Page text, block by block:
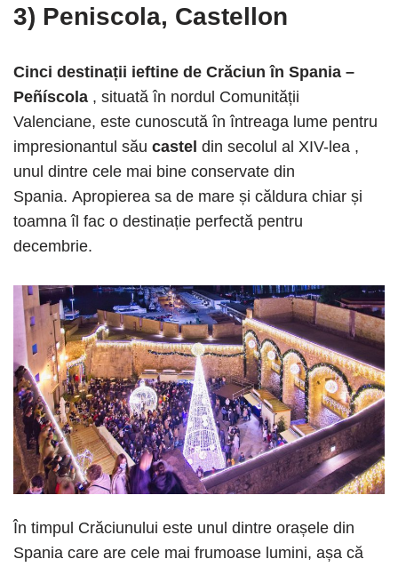
3) Peniscola, Castellon
Cinci destinații ieftine de Crăciun în Spania –
Peñíscola , situată în nordul Comunității
Valenciane, este cunoscută în întreaga lume pentru
impresionantul său castel din secolul al XIV-lea ,
unul dintre cele mai bine conservate din
Spania. Apropierea sa de mare și căldura chiar și
toamna îl fac o destinație perfectă pentru
decembrie.
În timpul Crăciunului este unul dintre orașele din
Spania care are cele mai frumoase lumini, așa că